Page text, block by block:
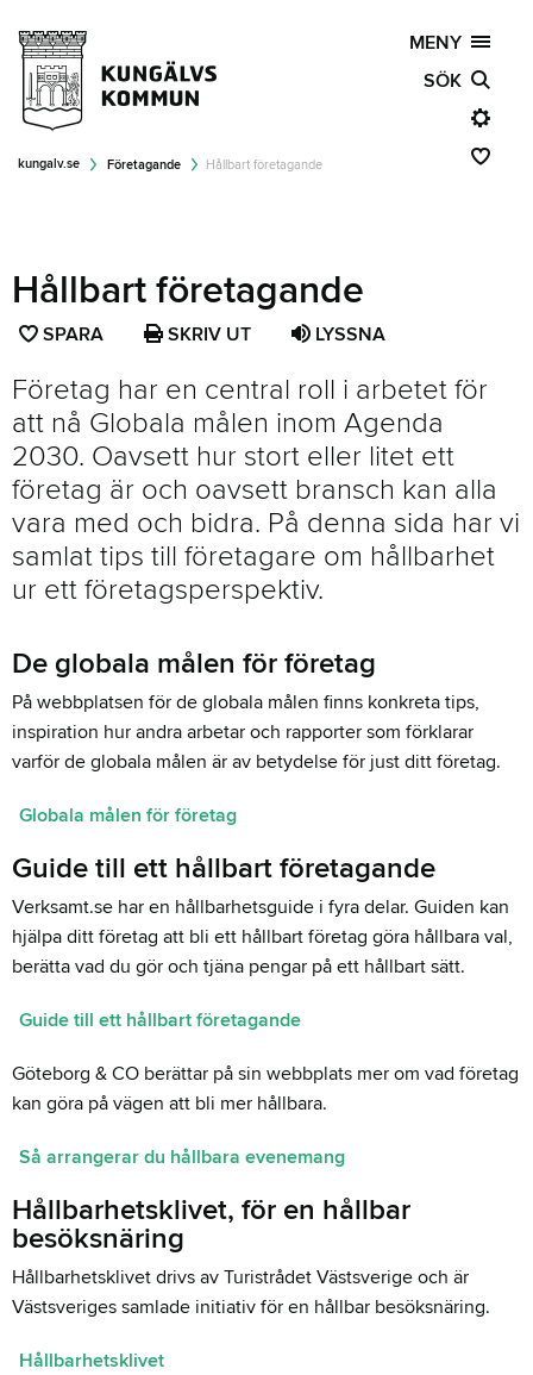
MENY
SÖK
kungalv.se Företagande Hållbart företagande
Hållbart företagande
SPARA SPARA
SOM
FAVORIT
SKRIV UT LYSSNA
Företag har en central roll i arbetet för
att nå Globala målen inom Agenda
2030. Oavsett hur stort eller litet ett
företag är och oavsett bransch kan alla
vara med och bidra. På denna sida har vi
samlat tips till företagare om hållbarhet
ur ett företagsperspektiv.
De globala målen för företag
På webbplatsen för de globala målen finns konkreta tips,
inspiration hur andra arbetar och rapporter som förklarar
varför de globala målen är av betydelse för just ditt företag.
Globala målen för företag
Guide till ett hållbart företagande
Verksamt.se har en hållbarhetsguide i fyra delar. Guiden kan
hjälpa ditt företag att bli ett hållbart företag göra hållbara val,
berätta vad du gör och tjäna pengar på ett hållbart sätt.
Guide till ett hållbart företagande
Göteborg & CO berättar på sin webbplats mer om vad företag
kan göra på vägen att bli mer hållbara.
Så arrangerar du hållbara evenemang
Hållbarhetsklivet, för en hållbar
besöksnäring
Hållbarhetsklivet drivs av Turistrådet Västsverige och är
Västsveriges samlade initiativ för en hållbar besöksnäring.
Hållbarhetsklivet